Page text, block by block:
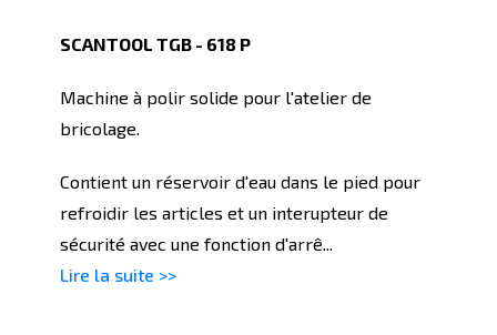
SCANTOOL TGB - 618 P
Machine à polir solide pour l'atelier de
bricolage.
Contient un réservoir d'eau dans le pied pour
refroidir les articles et un interupteur de
sécurité avec une fonction d'arrê...
Lire la suite >>